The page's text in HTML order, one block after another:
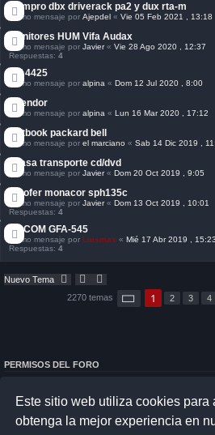
Este sitio web utiliza cookies para
obtenga la mejor experiencia en
Compro dbx driverack pa2 y dux rta-m
Último mensaje por Ajepdel « Vie 05 Feb 2021 , 13:18
Monitores HUM Vifa Audax
Último mensaje por Javier« Vie 28 Ago 2020 , 12:37
Respuestas: 4
Jbl 4425
Último mensaje por alpina « Dom 12 Jul 2020 , 8:00
Spendor
Último mensaje por alpina « Lun 16 Mar 2020 , 17:12
Netbook packard bell
Último mensaje por el marciano « Sab 14 Dic 2019 ,
Grasa transporte cd/dvd
Último mensaje por Javier« Dom 20 Oct 2019 , 9:05
Woofer monacor sph135c
Último mensaje por Javier« Dom 13 Oct 2019 , 10:01
Respuestas: 4
ADCOM GFA-545
Último mensaje por Luismax « Mié 17 Abr 2019 , 15:23
Respuestas: 4
Nuevo Tema
2270 temas
4
1 2 3 4
PERMISOS DEL FORO
No puedeseditar sus mensajes en este Foro
No puedes
borrar sus mensajes en este Foro